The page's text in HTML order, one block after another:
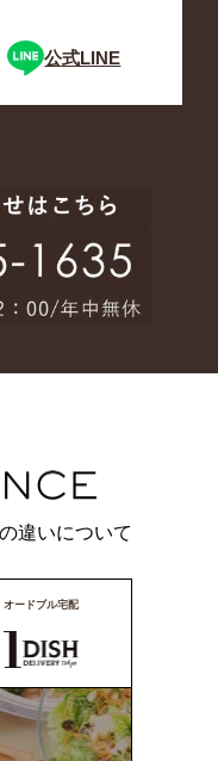
公式LINE
違いについて
オードブル宅配